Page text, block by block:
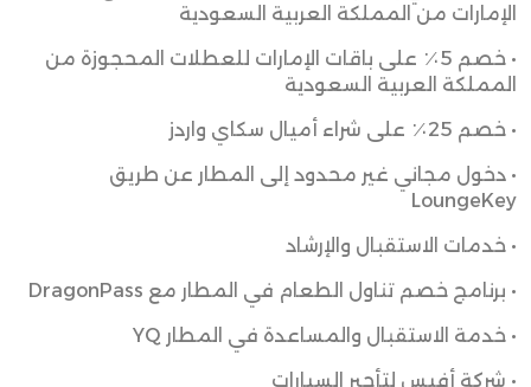
الإمارات من المملكة العربية السعودية
• خصم 5٪ على باقات الإمارات للعطلات المحجوزة من
المملكة العربية السعودية
• خصم 25٪ على شراء أميال سكاي واردز
• دخول مجاني غير محدود إلى المطار عن طريق
LoungeKey
• خدمات الاستقبال والإرشاد
• برنامج خصم تناول الطعام في المطار مع DragonPass
• خدمة الاستقبال والمساعدة في المطار YQ
• شركة أفيس لتأجير السيارات